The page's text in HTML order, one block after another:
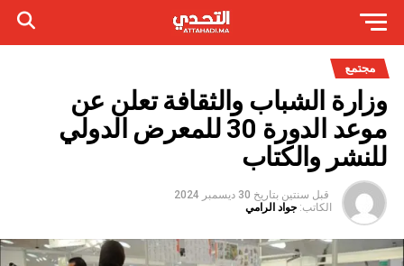
مجتمع
وزارة الشباب والثقافة تعلن عن
موعد الدورة 30 للمعرض الدولي
للنشر والكتاب
قبل سنتين بتاريخ 30 ديسمبر 2024
الكاتب: جواد الرامي